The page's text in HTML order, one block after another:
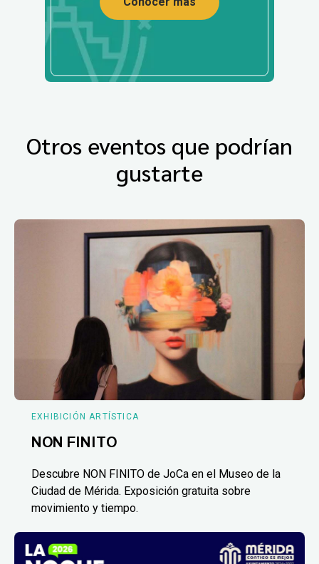
Otros eventos que podrían
gustarte
EXHIBICIÓN ARTÍSTICA
NON FINITO
Descubre NON FINITO de JoCa en el Museo de la
Ciudad de Mérida. Exposición gratuita sobre
movimiento y tiempo.